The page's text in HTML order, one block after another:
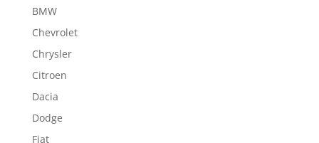
BMW
Chevrolet
Chrysler
Citroen
Dacia
Dodge
Fiat